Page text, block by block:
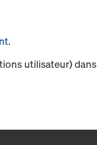
.
utilisateur) dans